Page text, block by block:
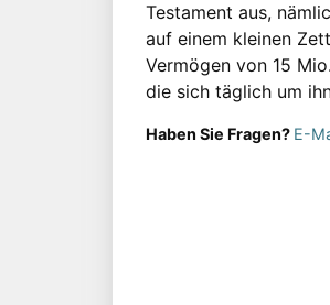
Testament aus,
auf einem kleinen
Vermögen von 15
die sich täglich um
Haben Sie Fragen? E-